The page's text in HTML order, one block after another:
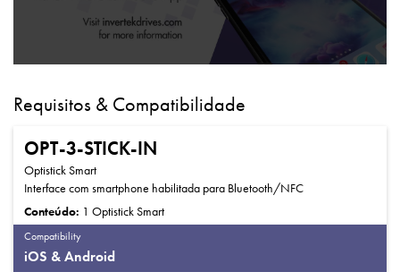
Requisitos & Compatibilidade
OPT-3-STICK-IN
Optistick Smart
Interface com smartphone habilitada para Bluetooth/NFC
Conteúdo: 1 Optistick Smart
Compatibility
iOS & Android